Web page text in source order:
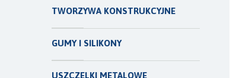
USZCZELKI METALOWE
GUMY I SILIKONY
TWORZYWA KONSTRUKCYJNE